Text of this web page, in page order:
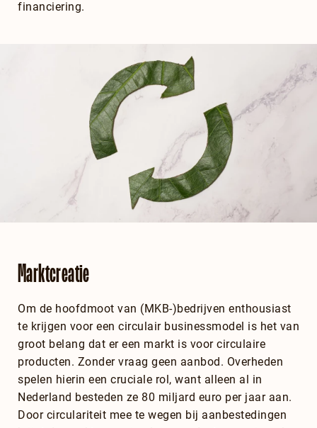
financiering.
Marktcreatie
Om de hoofdmoot van (MKB-)bedrijven enthousiast
te krijgen voor een circulair businessmodel is het van
groot belang dat er een markt is voor circulaire
producten. Zonder vraag geen aanbod. Overheden
spelen hierin een cruciale rol, want alleen al in
Nederland besteden ze 80 miljard euro per jaar aan.
Door circulariteit mee te wegen bij aanbestedingen